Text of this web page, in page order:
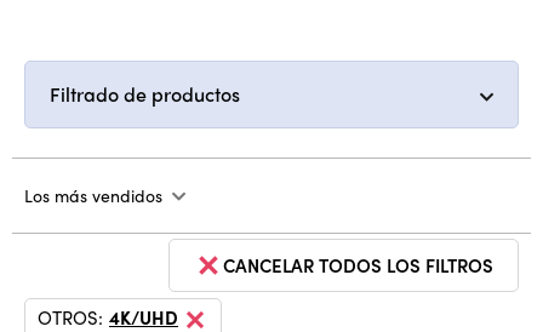
Filtrado de productos
Los más vendidos
CANCELAR TODOS LOS FILTROS
OTROS: 4K/UHD